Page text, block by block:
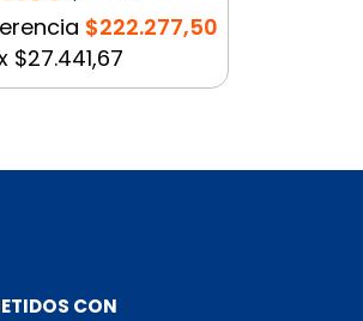
$222.277,50
$27.441,67
CON